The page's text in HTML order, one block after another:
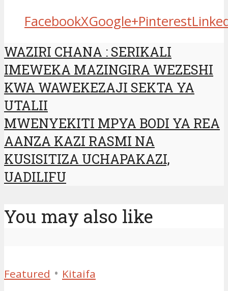
FacebookXGoogle+Pinterest
WAZIRI CHANA : SERIKALI
IMEWEKA MAZINGIRA WEZESHI
KWA WAWEKEZAJI SEKTA YA
UTALII
MWENYEKITI MPYA BODI YA REA
AANZA KAZI RASMI NA
KUSISITIZA UCHAPAKAZI,
UADILIFU
You may also like
Featured • Kitaifa